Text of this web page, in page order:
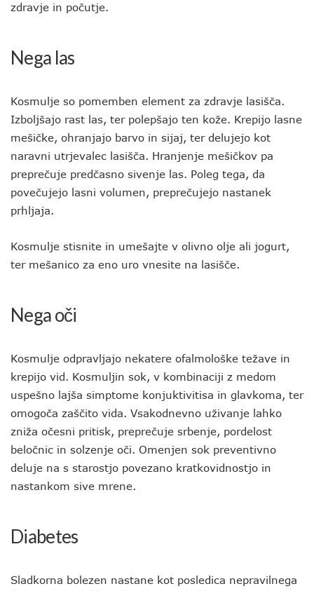
zdravje in počutje.
Nega las
Kosmulje so pomemben element za zdravje lasišča.
Izboljšajo rast las, ter polepšajo ten kože. Krepijo lasne
mešičke, ohranjajo barvo in sijaj, ter delujejo kot
naravni utrjevalec lasišča. Hranjenje mešičkov pa
preprečuje predčasno sivenje las. Poleg tega, da
povečujejo lasni volumen, preprečujejo nastanek
prhljaja.
Kosmulje stisnite in umešajte v olivno olje ali jogurt,
ter mešanico za eno uro vnesite na lasišče.
Nega oči
Kosmulje odpravljajo nekatere ofalmološke težave in
krepijo vid. Kosmuljin sok, v kombinaciji z medom
uspešno lajša simptome konjuktivitisa in glavkoma, ter
omogoča zaščito vida. Vsakodnevno uživanje lahko
zniža očesni pritisk, preprečuje srbenje, pordelost
beločnic in solzenje oči. Omenjen sok preventivno
deluje na s starostjo povezano kratkovidnostjo in
nastankom sive mrene.
Diabetes
Sladkorna bolezen nastane kot posledica nepravilnega